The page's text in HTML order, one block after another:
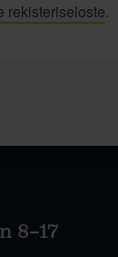
rekisteriseloste.
8–17